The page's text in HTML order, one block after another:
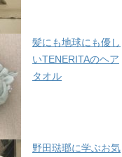
髪にも地球にも優し
いTENERITAのヘア
タオル
野田琺瑯に学ぶお気